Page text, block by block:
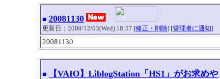
■ 20081130
更新日：2008/12/03(Wed) 18:57 [修正・削除] [管理者に通知]
20081130
■ 【VAIO】LiblogStation「HS1」がお求めや